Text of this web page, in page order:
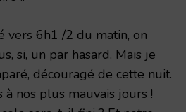
vers 6h1 /2 du matin, on
si, un par hasard. Mais je
découragé de cette nuit.
nos plus mauvais jours !